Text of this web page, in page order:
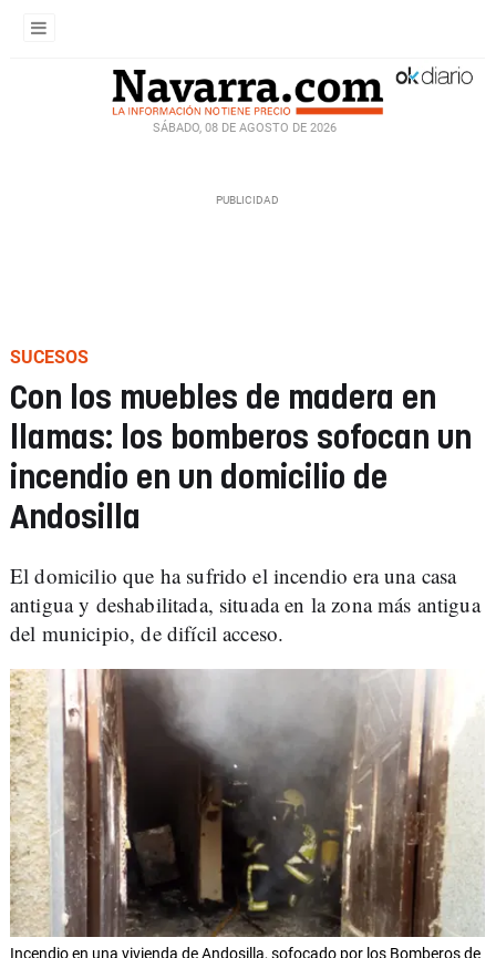
SÁBADO, 08 DE AGOSTO DE 2026
SUCESOS
Con los muebles de madera en
llamas: los bomberos sofocan un
incendio en un domicilio de
Andosilla
El domicilio que ha sufrido el incendio era una casa
antigua y deshabilitada, situada en la zona más antigua
del municipio, de difícil acceso.
Incendio en una vivienda de Andosilla, sofocado por los Bomberos de